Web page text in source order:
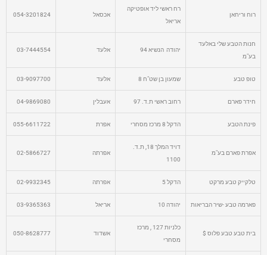
רוח וריחאן
רח ראשי ליד אופטיקה
אריאל
אכסאל 054-3201824
חנות הטבע שלי באלעד
בע"מ
יהודה הנשיא 94 אלעד 03-7444554
טופ טבע שמעון בן שט"ח 8 אלעד 03-9097700
חידר פארם רחוב ראשי ת.ד. 97 אעבלין 04-9869080
פינת הטבע הדקל 8 מרכז מסחרי אפרת 055-6611722
אפרת פארם בע"מ
דויד המלך 18, ת.ד.
1100
אפרתה 02-5866727
טלקייק טבע מרקט הדקל 5 אפרתה 02-9932345
פארמה טבע -שיר הבריאות יהודה 10 אריאל 03-9365363
בית טבע טבע פלוס $
כלניות 127 , מרכז
מסחרי
אשדוד 050-8628777